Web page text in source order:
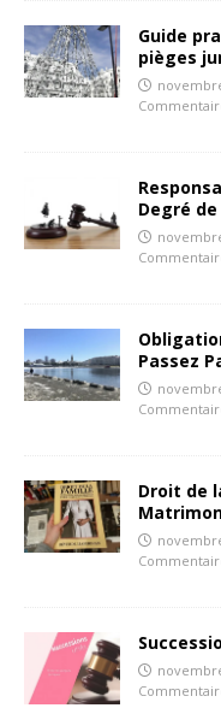
Guide
pièges
Degré
Passez
Droit de